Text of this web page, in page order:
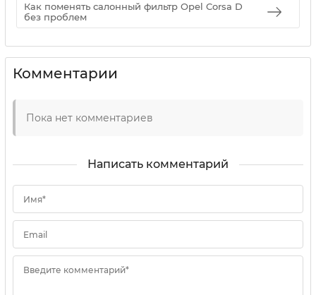
Как поменять салонный фильтр Opel Corsa D
без проблем
Комментарии
Пока нет комментариев
Написать комментарий
Имя*
Email
Введите комментарий*